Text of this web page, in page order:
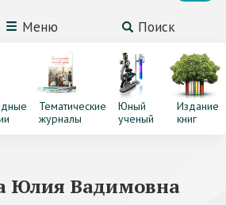
Меню Поиск
Тематические
журналы
Юный
ученый
Издание
книг
Юлия Вадимовна